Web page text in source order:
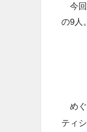
今回
の9人。
めぐ
ティ